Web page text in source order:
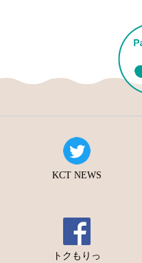
KCT NEWS
トクもりっ